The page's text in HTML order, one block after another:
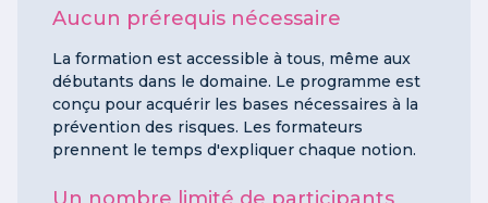
Aucun prérequis nécessaire
La formation est accessible à tous, même aux
débutants dans le domaine. Le programme est
conçu pour acquérir les bases nécessaires à la
prévention des risques. Les formateurs
prennent le temps d'expliquer chaque notion.